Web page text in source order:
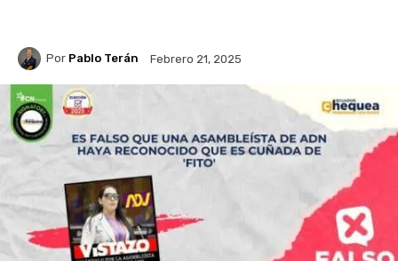
Por Pablo Terán Febrero 21, 2025